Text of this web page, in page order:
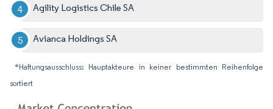
Agility Logistics Chile SA
Avianca Holdings SA
*Haftungsausschluss: Hauptakteure in keiner bestimmten Reihenfolge
sortiert